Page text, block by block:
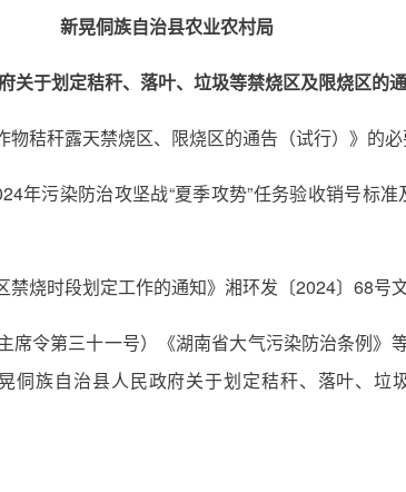
新晃侗族自治县农业农村局
关于划定秸秆、落叶、垃圾等禁烧区及限烧区的
秸秆露天禁烧区、限烧区的通告（试行）》的
年污染防治攻坚战“夏季攻势”任务验收销号标
烧时段划定工作的通知》湘环发〔2024〕68号
席令第三十一号）《湖南省大气污染防治条例》
侗族自治县人民政府关于划定秸秆、落叶、垃